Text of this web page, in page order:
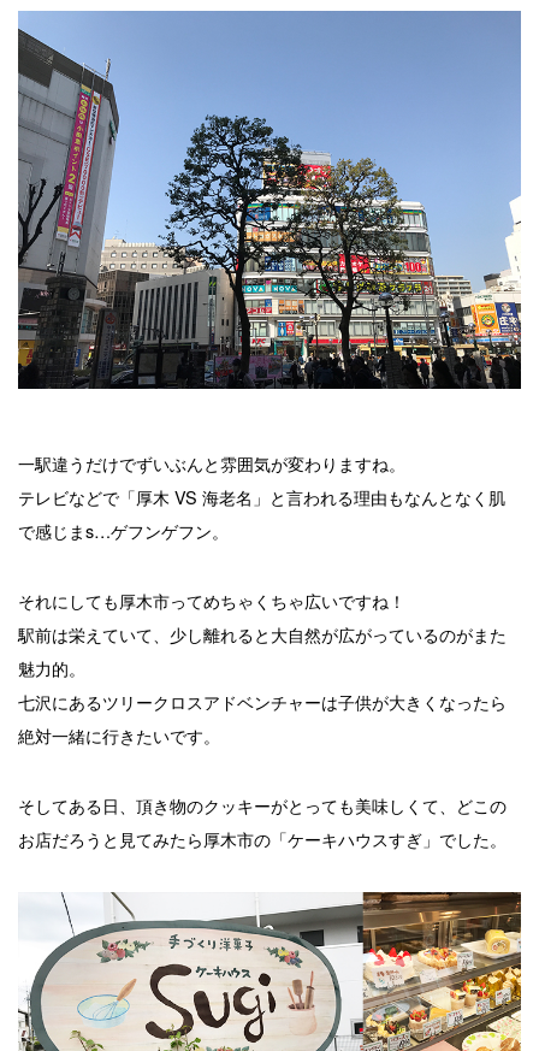
一駅違うだけでずいぶんと雰囲気が変わりますね。
テレビなどで「厚木 VS 海老名」と言われる理由もなんとなく肌
で感じまs…ゲフンゲフン。
それにしても厚木市ってめちゃくちゃ広いですね！
駅前は栄えていて、少し離れると大自然が広がっているのがまた
魅力的。
七沢にあるツリークロスアドベンチャーは子供が大きくなったら
絶対一緒に行きたいです。
そしてある日、頂き物のクッキーがとっても美味しくて、どこの
お店だろうと見てみたら厚木市の「ケーキハウスすぎ」でした。